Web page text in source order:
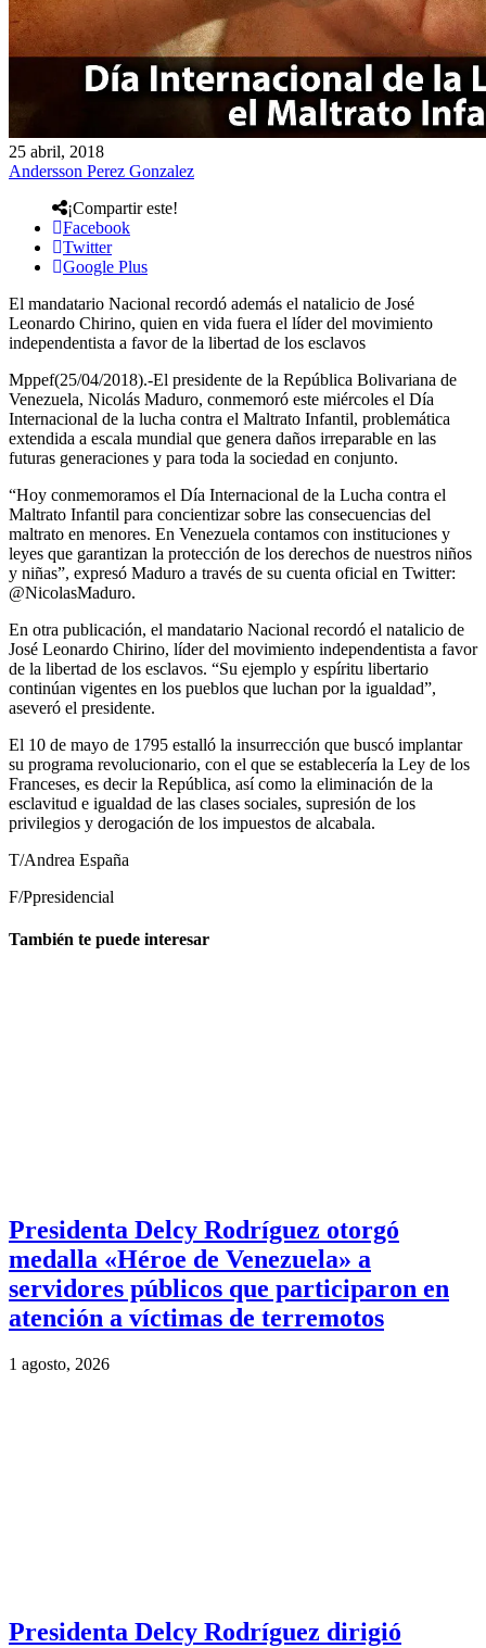
25 abril, 2018
Andersson Perez Gonzalez
¡Compartir este!
Facebook
Twitter
Google Plus
El mandatario Nacional recordó además el natalicio de José
Leonardo Chirino, quien en vida fuera el líder del movimiento
independentista a favor de la libertad de los esclavos
Mppef(25/04/2018).-El presidente de la República Bolivariana de
Venezuela, Nicolás Maduro, conmemoró este miércoles el Día
Internacional de la lucha contra el Maltrato Infantil, problemática
extendida a escala mundial que genera daños irreparable en las
futuras generaciones y para toda la sociedad en conjunto.
“Hoy conmemoramos el Día Internacional de la Lucha contra el
Maltrato Infantil para concientizar sobre las consecuencias del
maltrato en menores. En Venezuela contamos con instituciones y
leyes que garantizan la protección de los derechos de nuestros niños
y niñas”, expresó Maduro a través de su cuenta oficial en Twitter:
@NicolasMaduro.
En otra publicación, el mandatario Nacional recordó el natalicio de
José Leonardo Chirino, líder del movimiento independentista a favor
de la libertad de los esclavos. “Su ejemplo y espíritu libertario
continúan vigentes en los pueblos que luchan por la igualdad”,
aseveró el presidente.
El 10 de mayo de 1795 estalló la insurrección que buscó implantar
su programa revolucionario, con el que se establecería la Ley de los
Franceses, es decir la República, así como la eliminación de la
esclavitud e igualdad de las clases sociales, supresión de los
privilegios y derogación de los impuestos de alcabala.
T/Andrea España
F/Ppresidencial
También te puede interesar
Presidenta Delcy Rodríguez otorgó
medalla «Héroe de Venezuela» a
servidores públicos que participaron en
atención a víctimas de terremotos
1 agosto, 2026
Presidenta Delcy Rodríguez dirigió